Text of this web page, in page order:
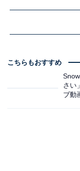
こちらもおすすめ
さい
ブ動